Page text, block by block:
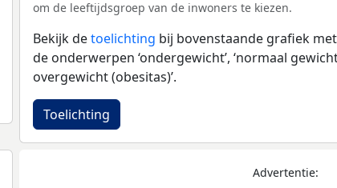
om de leeftijdsgroep van de inwoners te kiezen.
Bekijk detoelichting bij bovenstaande grafiek
de onderwerpen ‘ondergewicht’, ‘normaal
overgewicht (obesitas)’.
Toelichting
Advertentie: